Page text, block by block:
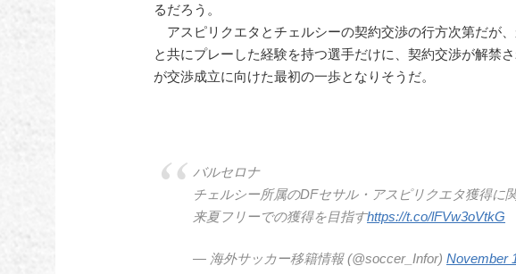
るだろう。
アスピリクエタとチェルシーの契約交渉の行方次第だが
と共にプレーした経験を持つ選手だけに、契約交渉が解禁
が交渉成立に向けた最初の一歩となりそうだ。
バルセロナ
チェルシー所属のDFセサル・アスピリクエタ獲得に
来夏フリーでの獲得を目指すhttps://t.co/lFVw3oVtkG
— 海外サッカー移籍情報 (@soccer_Infor) November